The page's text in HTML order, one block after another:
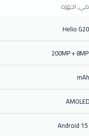
Android 15